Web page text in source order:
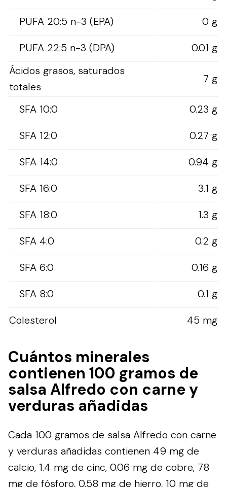
PUFA 20:5 n-3 (EPA)
0 g
PUFA 22:5 n-3 (DPA)
0.01 g
Ácidos grasos, saturados
totales
7 g
SFA 10:0
0.23 g
SFA 12:0
0.27 g
SFA 14:0
0.94 g
SFA 16:0
3.1 g
SFA 18:0
1.3 g
SFA 4:0
0.2 g
SFA 6:0
0.16 g
SFA 8:0
0.1 g
Colesterol
45 mg
Cuántos minerales
contienen 100 gramos de
salsa Alfredo con carne y
verduras añadidas
Cada 100 gramos de salsa Alfredo con carne
y verduras añadidas contienen 49 mg de
calcio, 1.4 mg de cinc, 0.06 mg de cobre, 78
mg de fósforo, 0.58 mg de hierro, 10 mg de